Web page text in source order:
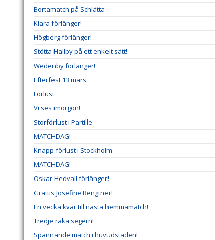
Bortamatch på Schlätta
Klara förlänger!
Högberg förlänger!
Stötta Hallby på ett enkelt sätt!
Wedenby förlänger!
Efterfest 13 mars
Förlust
Vi ses imorgon!
Storförlust i Partille
MATCHDAG!
Knapp förlust i Stockholm
MATCHDAG!
Oskar Hedvall förlänger!
Grattis Josefine Bengtner!
En vecka kvar till nästa hemmamatch!
Tredje raka segern!
Spännande match i huvudstaden!